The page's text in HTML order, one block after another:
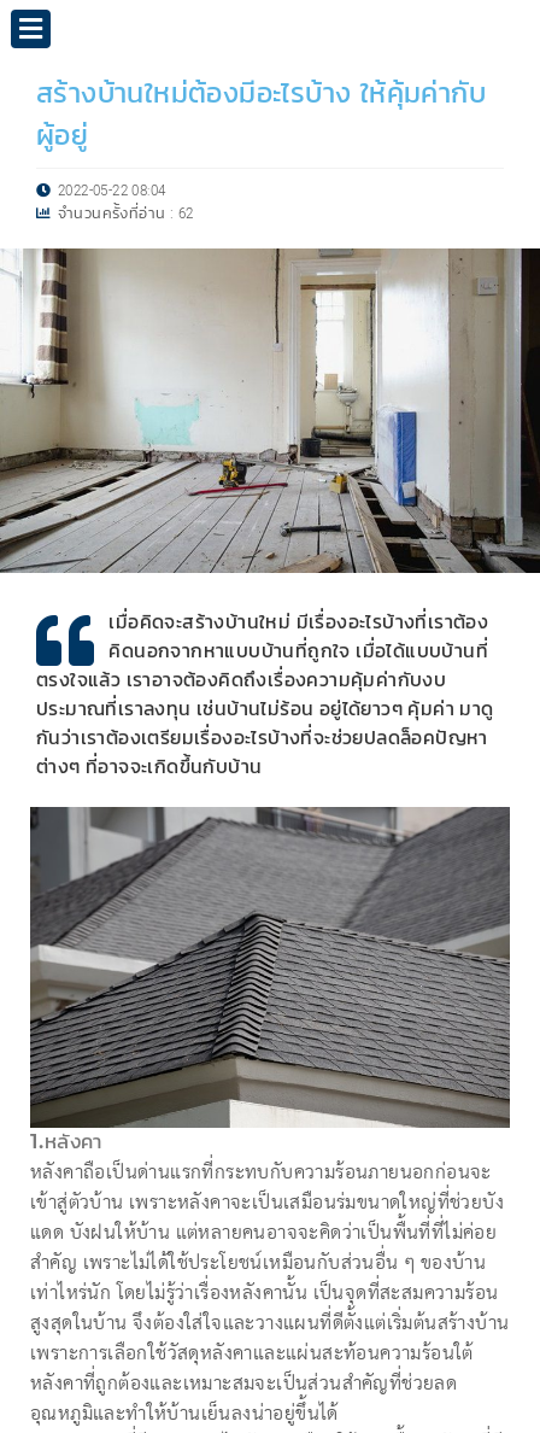
สร้างบ้านใหม่ต้องมีอะไรบ้าง ให้คุ้มค่ากับ
ผู้อยู่
2022-05-22 08:04
จำนวนครั้งที่อ่าน : 62
เมื่อคิดจะสร้างบ้านใหม่ มีเรื่องอะไรบ้างที่เราต้อง
คิดนอกจากหาแบบบ้านที่ถูกใจ เมื่อได้แบบบ้านที่
ตรงใจแล้ว เราอาจต้องคิดถึงเรื่องความคุ้มค่ากับงบ
ประมาณที่เราลงทุน เช่นบ้านไม่ร้อน อยู่ได้ยาวๆ คุ้มค่า มาดู
กันว่าเราต้องเตรียมเรื่องอะไรบ้างที่จะช่วยปลดล็อคปัญหา
ต่างๆ ที่อาจจะเกิดขึ้นกับบ้าน
1.หลังคา
หลังคาถือเป็นด่านแรกที่กระทบกับความร้อนภายนอกก่อนจะ
เข้าสู่ตัวบ้าน เพราะหลังคาจะเป็นเสมือนร่มขนาดใหญ่ที่ช่วยบัง
แดด บังฝนให้บ้าน แต่หลายคนอาจจะคิดว่าเป็นพื้นที่ที่ไม่ค่อย
สำคัญ เพราะไม่ได้ใช้ประโยชน์เหมือนกับส่วนอื่น ๆ ของบ้าน
เท่าไหร่นัก โดยไม่รู้ว่าเรื่องหลังคานั้น เป็นจุดที่สะสมความร้อน
สูงสุดในบ้าน จึงต้องใส่ใจและวางแผนที่ดีตั้งแต่เริ่มต้นสร้างบ้าน
เพราะการเลือกใช้วัสดุหลังคาและแผ่นสะท้อนความร้อนใต้
หลังคาที่ถูกต้องและเหมาะสมจะเป็นส่วนสำคัญที่ช่วยลด
อุณหภูมิและทำให้บ้านเย็นลงน่าอยู่ขึ้นได้